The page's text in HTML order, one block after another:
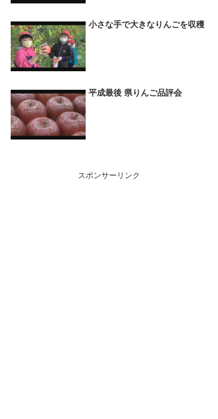
小さな手で大きなりんごを収穫
平成最後 県りんご品評会
スポンサーリンク